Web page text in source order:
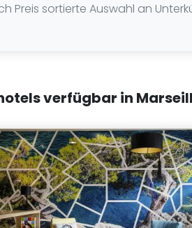
Preis sortierte Auswahl an
verfügbar in